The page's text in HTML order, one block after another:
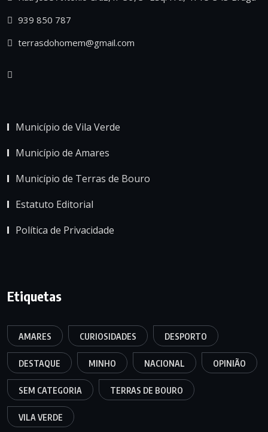
939 850 787
terrasdohomem@gmail.com
Município de Vila Verde
Município de Amares
Município de Terras de Bouro
Estatuto Editorial
Política de Privacidade
Etiquetas
AMARES CURIOSIDADES DESPORTO
DESTAQUE MINHO NACIONAL OPINIÃO
SEM CATEGORIA TERRAS DE BOURO
VILA VERDE